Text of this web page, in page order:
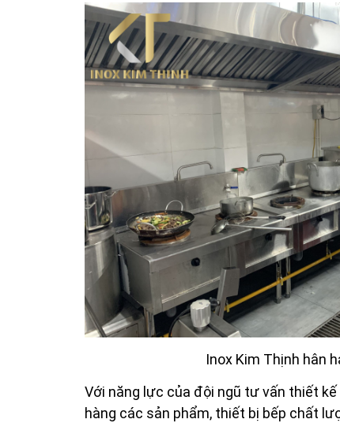
Inox Kim Thịnh hân
Với năng lực của đội ngũ tư vấn thiết
hàng các sản phẩm, thiết bị bếp chất